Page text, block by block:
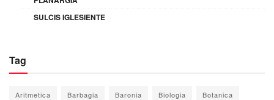
SULCIS IGLESIENTE
Tag
Aritmetica Barbagia Baronia Biologia Botanica